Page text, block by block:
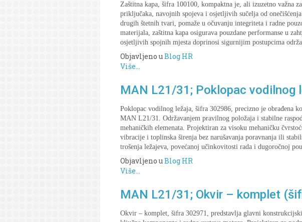
Zaštitna kapa, šifra 100100, kompaktna je, ali izuzetno važna
priključaka, navojnih spojeva i osjetljivih sučelja od
drugih štetnih tvari, pomaže u očuvanju integriteta i radne
materijala, zaštitna kapa osigurava pouzdane performanse u
osjetljivih spojnih mjesta doprinosi sigurnijim postupcima
Objavljeno uBlog HR
Više...
MAN L21/31; Poklopac vodilnog
Poklopac vodilnog ležaja, šifra 302986, precizno je obrađena
MAN L21/31. Održavanjem pravilnog položaja i stabilne
mehaničkih elemenata. Projektiran za visoku mehaničku
vibracije i toplinska širenja bez narušavanja poravnanja ili
trošenja ležajeva, povećanoj učinkovitosti rada i dugoročnoj
Objavljeno uBlog HR
Više...
MAN L21/31; Okvir – komplet
Okvir – komplet, šifra 302971, predstavlja glavni